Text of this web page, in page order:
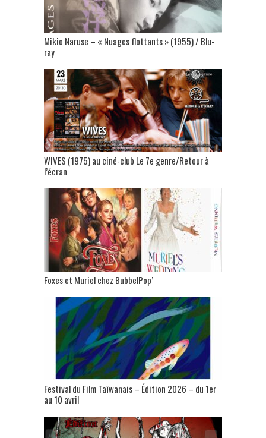
Mikio Naruse – « Nuages flottants » (1955) / Blu-
ray
WIVES (1975) au ciné-club Le 7e genre/Retour à
l’écran
Foxes et Muriel chez BubbelPop’
Festival du Film Taïwanais – Édition 2026 – du 1er
au 10 avril